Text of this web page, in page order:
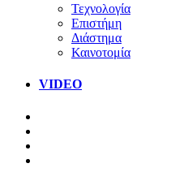
Τεχνολογία
Επιστήμη
Διάστημα
Καινοτομία
VIDEO